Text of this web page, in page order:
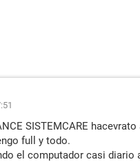
SISTEMCARE
full y todo.
el computador casi diario